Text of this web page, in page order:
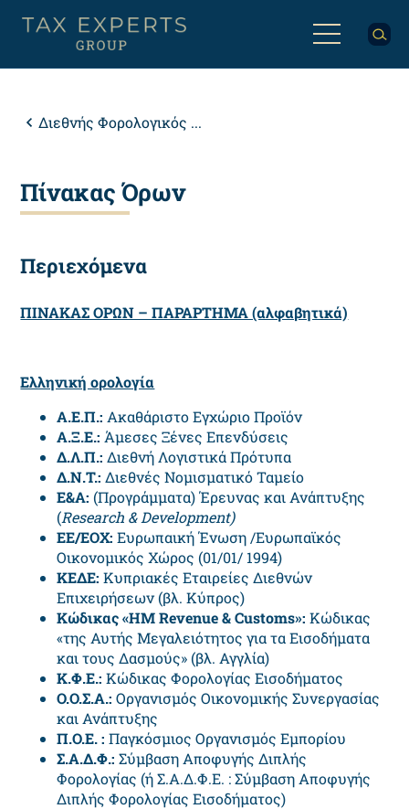
προς
κυρίως
Breadcrumb
Διεθνής Φορολογικός ...
Πίνακας Όρων
ΠΙΝΑΚΑΣ ΟΡΩΝ – ΠΑΡΑΡΤΗΜΑ (αλφαβητικά)
Ελληνική ορολογία
Α.Ε.Π.: Ακαθάριστο Εγχώριο Προϊόν
Α.Ξ.Ε.: Άμεσες Ξένες Επενδύσεις
Δ.Λ.Π.: Διεθνή Λογιστικά Πρότυπα
Δ.Ν.Τ.: Διεθνές Νομισματικό Ταμείο
Ε&Α: (Προγράμματα) Έρευνας και Ανάπτυξης
(Research & Development)
ΕΕ/ΕΟΧ: Ευρωπαική Ένωση /Ευρωπαϊκός
Οικονομικός Χώρος (01/01/ 1994)
ΚΕΔΕ: Κυπριακές Εταιρείες Διεθνών
Επιχειρήσεων (βλ. Κύπρος)
Κώδικας«HM Revenue&Customs»: Κώδικας
«της Αυτής Μεγαλειότητος για τα Εισοδήματα
και τους Δασμούς» (βλ. Αγγλία)
Κ.Φ.Ε.: Κώδικας Φορολογίας Εισοδήματος
Ο.Ο.Σ.Α.: Οργανισμός Οικονομικής Συνεργασίας
και Ανάπτυξης
Π.Ο.Ε. : Παγκόσμιος Οργανισμός Εμπορίου
Σ.Α.Δ.Φ.: Σύμβαση Αποφυγής Διπλής
Φορολογίας (ή Σ.Α.Δ.Φ.Ε. : Σύμβαση Αποφυγής
Διπλής Φορολογίας Εισοδήματος)
Περιεχόμενα